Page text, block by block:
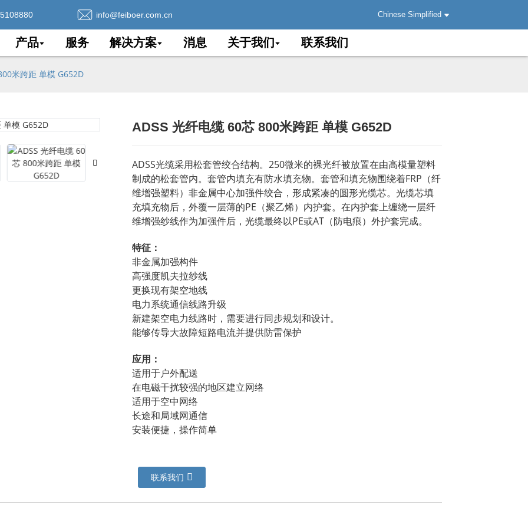
info@feiboer.com.cn Chinese Simplified
产品 服务 解决方案 消息 关于我们 联系我们
米跨距 单模 G652D
Loading...
Loading...
ADSS 光纤电缆 60芯 800米跨距 单模 G652D
ADSS光缆采用松套管绞合结构。250微米的裸光纤被放置在由高模量塑料
制成的松套管内。套管内填充有防水填充物。套管和填充物围绕着FRP（纤
维增强塑料）非金属中心加强件绞合，形成紧凑的圆形光缆芯。光缆芯填
充填充物后，外覆一层薄的PE（聚乙烯）内护套。在内护套上缠绕一层纤
维增强纱线作为加强件后，光缆最终以PE或AT（防电痕）外护套完成。
特征：
非金属加强构件
高强度凯夫拉纱线
更换现有架空地线
电力系统通信线路升级
新建架空电力线路时，需要进行同步规划和设计。
能够传导大故障短路电流并提供防雷保护
应用：
适用于户外配送
在电磁干扰较强的地区建立网络
适用于空中网络
长途和局域网通信
安装便捷，操作简单
联系我们